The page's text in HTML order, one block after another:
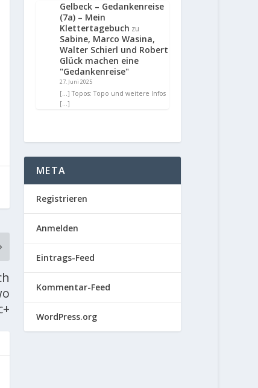
Gelbeck – Gedankenreise
(7a) – Mein
Klettertagebuch zu
Sabine, Marco Wasina,
Walter Schierl und Robert
Glück machen eine
"Gedankenreise"
27. Juni 2025
[…] Topos: Topo und weitere Infos
[…]
META
Registrieren
Anmelden
Eintrags-Feed
Kommentar-Feed
WordPress.org